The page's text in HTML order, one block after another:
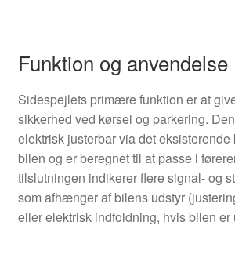
Funktion og anvendelse
Sidespejlets primære funktion er at
sikkerhed ved kørsel og parkering.
elektrisk justerbar via det eksisterende
bilen og er beregnet til at passe i
tilslutningen indikerer flere signal- og
som afhænger af bilens udstyr
eller elektrisk indfoldning, hvis bilen er